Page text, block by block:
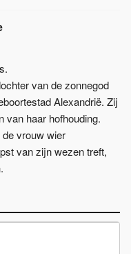
van de zonnegod
Alexandrië. Zij
van haar hofhouding.
vrouw wier
van zijn wezen treft,